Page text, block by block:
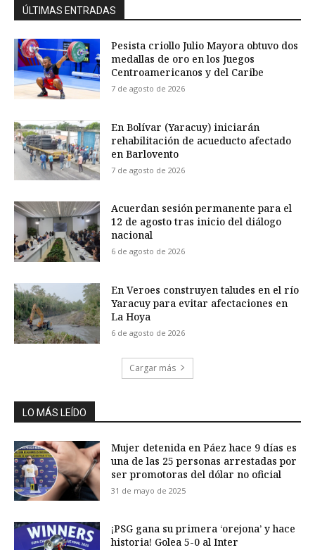
ÚLTIMAS ENTRADAS
Pesista criollo Julio Mayora obtuvo dos
medallas de oro en los Juegos
Centroamericanos y del Caribe
7 de agosto de 2026
En Bolívar (Yaracuy) iniciarán
rehabilitación de acueducto afectado
en Barlovento
7 de agosto de 2026
Acuerdan sesión permanente para el
12 de agosto tras inicio del diálogo
nacional
6 de agosto de 2026
En Veroes construyen taludes en el río
Yaracuy para evitar afectaciones en
La Hoya
6 de agosto de 2026
Cargar más
LO MÁS LEÍDO
Mujer detenida en Páez hace 9 días es
una de las 25 personas arrestadas por
ser promotoras del dólar no oficial
31 de mayo de 2025
¡PSG gana su primera ‘orejona’ y hace
historia! Golea 5-0 al Inter